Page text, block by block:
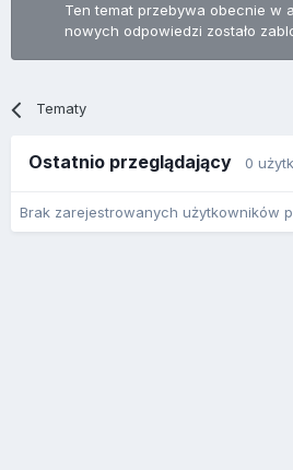
Ten temat przebywa obecnie w
nowych odpowiedzi zostało
Tematy
Ostatnio przeglądający 0
Brak zarejestrowanych użytkowników